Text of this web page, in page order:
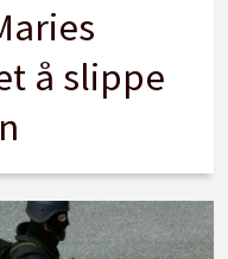
å slippe